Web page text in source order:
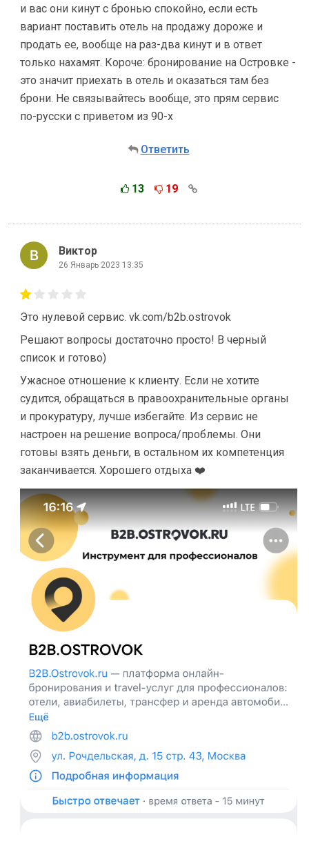
и вас они кинут с бронью спокойно, если есть
вариант поставить отель на продажу дороже и
продать ее, вообще на раз-два кинут и в ответ
только нахамят. Короче: бронирование на Островке -
это значит приехать в отель и оказаться там без
брони. Не связывайтесь вообще, это прям сервис
по-русски с приветом из 90-х
Ответить
13 19
Виктор
26 Январь 2023 13:35
Это нулевой сервис. vk.com/b2b.ostrovok
Решают вопросы достаточно просто! В черный
список и готово)
Ужасное отношение к клиенту. Если не хотите
судится, обращаться в правоохранительные органы
и прокуратуру, лучше избегайте. Из сервис не
настроен на решение вопроса/проблемы. Они
готовы взять деньги, в остальном их компетенция
заканчивается. Хорошего отдыха ❤️